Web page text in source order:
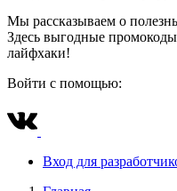
Мы рассказываем о
Здесь выгодные
лайфхаки!
Войти с помощью:
Вход для